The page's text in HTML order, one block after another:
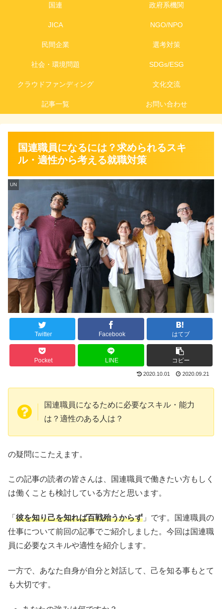
国連 政府系機関
JICA NGO/NPO
民間企業 選考対策
社会・環境問題 SDGs/ESG
クラウドファンディング 文化交流
記事一覧 お問い合わせ
国連職員になるには？求められるスキ
ル・適性から考える就職対策
UN
Twitter Facebook はてブ
Pocket LINE コピー
2020.10.01 2020.09.21
国連職員になるために必要なスキル・能力
は？適性のある人は？
の疑問にこたえます。
この記事の読者の皆さんは、国連職員で働きたい方もしく
は働くことも検討している方だと思います。
「 彼を知り己を知れば百戦殆うからず 」です。国連職員の
仕事について前回の記事でご紹介しました。今回は国連職
員に必要なスキルや適性を紹介します。
一方で、あなた自身が自分と対話して、己を知る事もとて
も大切です。